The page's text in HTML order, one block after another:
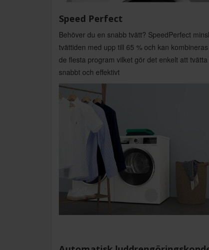
Speed Perfect
Behöver du en snabb tvätt? SpeedPerfect
tvättiden med upp till 65 % och kan
de flesta program vilket gör det enkelt att
snabbt och effektivt